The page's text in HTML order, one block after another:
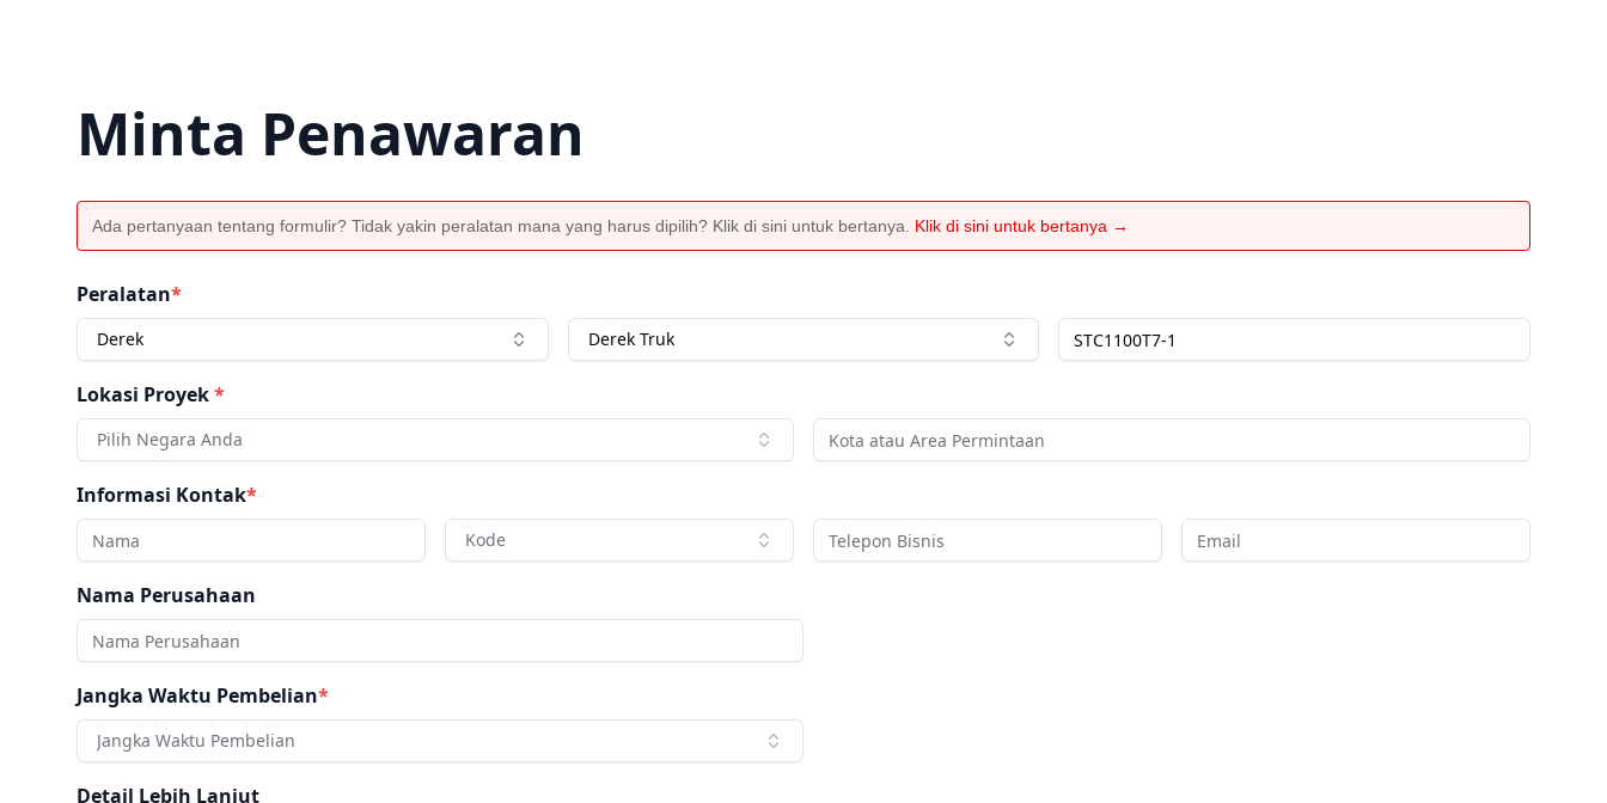
Minta Penawaran
Ada pertanyaan tentang formulir? Tidak yakin peralatan mana yang harus dipilih? Klik di sini untuk bertanya. Klik di sini untuk bertanya →
Peralatan*
Derek Derek Truk
Lokasi Proyek*
Pilih Negara Anda
Informasi Kontak*
Kode
Nama Perusahaan
Jangka Waktu Pembelian*
Jangka Waktu Pembelian
Detail Lebih Lanjut